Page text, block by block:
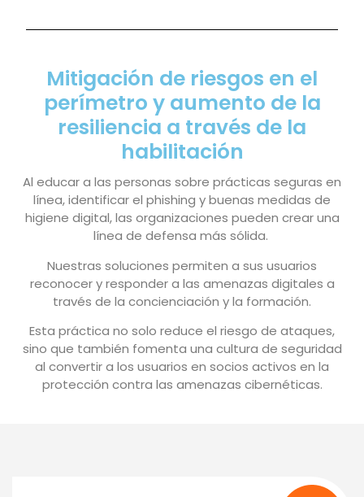
Mitigación de riesgos en el
perímetro y aumento de la
resiliencia a través de la
habilitación
Al educar a las personas sobre prácticas seguras en
línea, identificar el phishing y buenas medidas de
higiene digital, las organizaciones pueden crear una
línea de defensa más sólida.
Nuestras soluciones permiten a sus usuarios
reconocer y responder a las amenazas digitales a
través de la concienciación y la formación.
Esta práctica no solo reduce el riesgo de ataques,
sino que también fomenta una cultura de seguridad
al convertir a los usuarios en socios activos en la
protección contra las amenazas cibernéticas.